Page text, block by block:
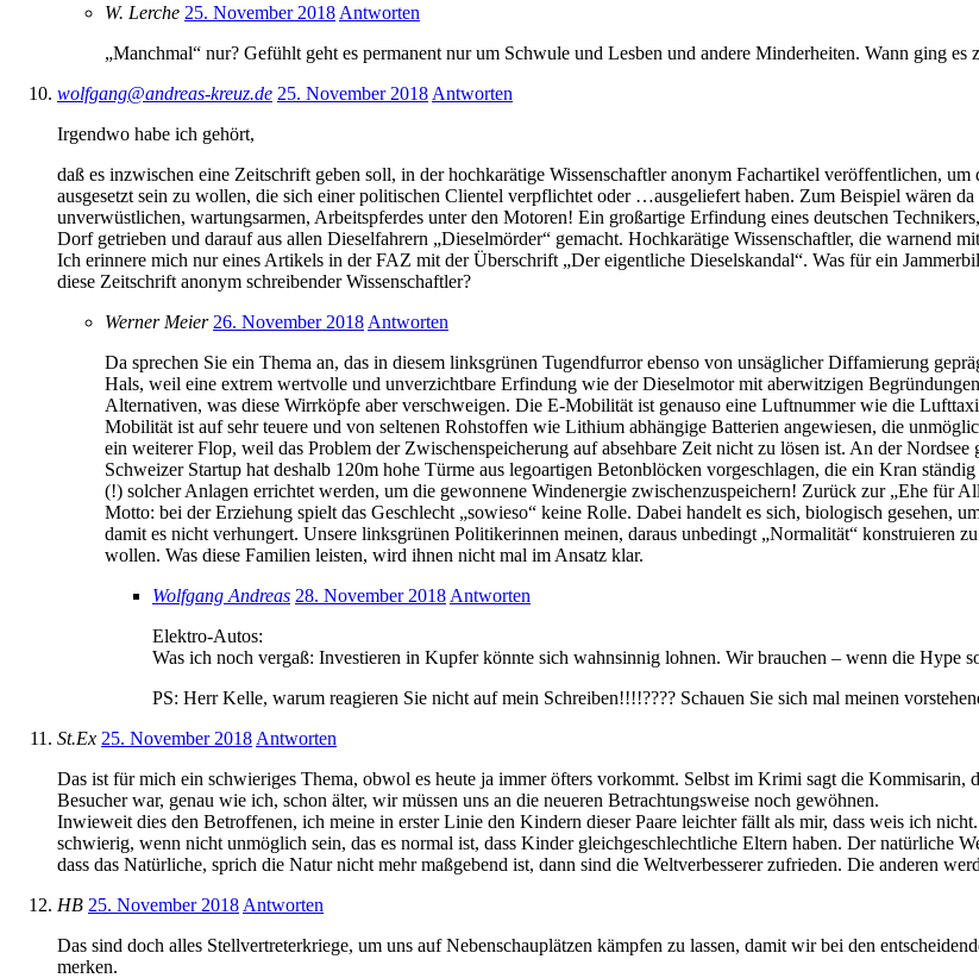
W. Lerche 25. November 2018 Antworten
„Manchmal“ nur? Gefühlt geht es permanent nur um Schwule und Lesben und andere Minderheiten. Wann ging es
wolfgang@andreas-kreuz.de 25. November 2018 Antworten
Irgendwo habe ich gehört,
daß es inzwischen eine Zeitschrift geben soll, in der hochkarätige Wissenschaftler anonym Fachartikel veröffentlichen,
ausgesetzt sein zu wollen, die sich einer politischen Clientel verpflichtet oder …ausgeliefert haben. Zum Beispiel wären
unverwüstlichen, wartungsarmen, Arbeitspferdes unter den Motoren! Ein großartige Erfindung eines deutschen
Dorf getrieben und darauf aus allen Dieselfahrern „Dieselmörder“ gemacht. Hochkarätige Wissenschaftler, die warnend
Ich erinnere mich nur eines Artikels in der FAZ mit der Überschrift „Der eigentliche Dieselskandal“. Was für ein
diese Zeitschrift anonym schreibender Wissenschaftler?
Werner Meier 26. November 2018 Antworten
Da sprechen Sie ein Thema an, das in diesem linksgrünen Tugendfurror ebenso von unsäglicher Diffamierung
Hals, weil eine extrem wertvolle und unverzichtbare Erfindung wie der Dieselmotor mit aberwitzigen
Alternativen, was diese Wirrköpfe aber verschweigen. Die E-Mobilität ist genauso eine Luftnummer wie die
Mobilität ist auf sehr teuere und von seltenen Rohstoffen wie Lithium abhängige Batterien angewiesen, die
ein weiterer Flop, weil das Problem der Zwischenspeicherung auf absehbare Zeit nicht zu lösen ist. An der
Schweizer Startup hat deshalb 120m hohe Türme aus legoartigen Betonblöcken vorgeschlagen, die ein Kran
(!) solcher Anlagen errichtet werden, um die gewonnene Windenergie zwischenzuspeichern! Zurück zur „Ehe für
Motto: bei der Erziehung spielt das Geschlecht „sowieso“ keine Rolle. Dabei handelt es sich, biologisch gesehen,
damit es nicht verhungert. Unsere linksgrünen Politikerinnen meinen, daraus unbedingt „Normalität“ konstruieren
wollen. Was diese Familien leisten, wird ihnen nicht mal im Ansatz klar.
Wolfgang Andreas 28. November 2018 Antworten
Elektro-Autos:
Was ich noch vergaß: Investieren in Kupfer könnte sich wahnsinnig lohnen. Wir brauchen – wenn die Hype
PS: Herr Kelle, warum reagieren Sie nicht auf mein Schreiben!!!!???? Schauen Sie sich mal meinen
St.Ex 25. November 2018 Antworten
Das ist für mich ein schwieriges Thema, obwol es heute ja immer öfters vorkommt. Selbst im Krimi sagt die Kommisarin,
Besucher war, genau wie ich, schon älter, wir müssen uns an die neueren Betrachtungsweise noch gewöhnen.
Inwieweit dies den Betroffenen, ich meine in erster Linie den Kindern dieser Paare leichter fällt als mir, dass weis ich
schwierig, wenn nicht unmöglich sein, das es normal ist, dass Kinder gleichgeschlechtliche Eltern haben. Der natürliche
dass das Natürliche, sprich die Natur nicht mehr maßgebend ist, dann sind die Weltverbesserer zufrieden. Die anderen
HB 25. November 2018 Antworten
Das sind doch alles Stellvertreterkriege, um uns auf Nebenschauplätzen kämpfen zu lassen, damit wir bei den
merken.